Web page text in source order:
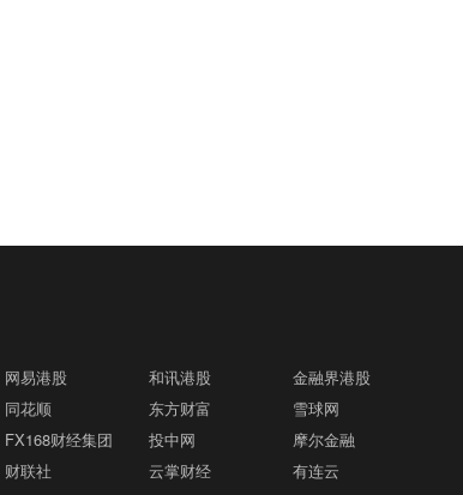
网易港股 和讯港股
金融界港股
同花顺 东方财富
雪球网
FX168财经集团 投中网
摩尔金融
财联社 云掌财经
有连云